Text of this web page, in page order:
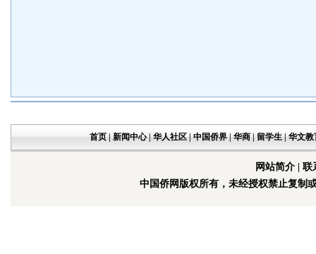
首页| 新闻中心| 华人社区| 中国侨界| 华商| 留学生| 华文教
网站简介| 联
中国侨网版权所有，未经授权禁止复制